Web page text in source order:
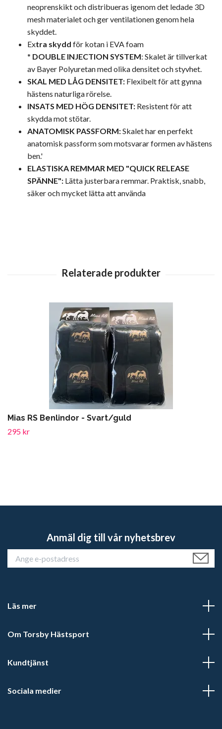
neoprenskikt och distribueras igenom det ledade 3D
mesh materialet och ger ventilationen genom hela
skyddet.
Extra skydd för kotan i EVA foam
* DOUBLE INJECTION SYSTEM: Skalet är tillverkat
av Bayer Polyuretan med olika densitet och styvhet.
SKAL MED LÅG DENSITET: Flexibelt för att gynna
hästens naturliga rörelse.
INSATS MED HÖG DENSITET: Resistent för att
skydda mot stötar.
ANATOMISK PASSFORM:Skalet har en perfekt
anatomisk passform som motsvarar formen av hästens
ben.'
ELASTISKA REMMAR MED "QUICK RELEASE
SPÄNNE": Lätta justerbara remmar. Praktisk, snabb,
säker och mycket lätta att använda
Mias RS Benlindor - Svart/guld
295 kr
Anmäl dig till vår nyhetsbrev
Läs mer
Om Torsby Hästsport
Kundtjänst
Sociala medier